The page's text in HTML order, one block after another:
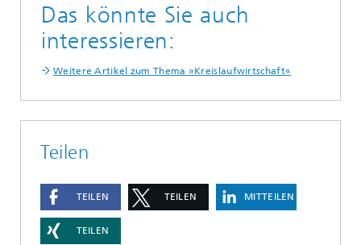
Das könnte Sie auch
interessieren:
Weitere Artikel zum Thema »Kreislaufwirtschaft«
Teilen
TEILEN TEILEN MITTEILEN
TEILEN